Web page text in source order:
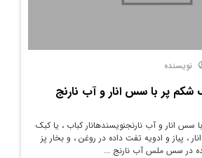
نویسنده
شکم پر با سس انار و آب نارنج
سس انار و آب نارنجنویسندهانار کباب ، یا کبک
، پیاز و ادویه تفت داده در روغن ، و بخار پز
در سس ملس آب نارنج ...